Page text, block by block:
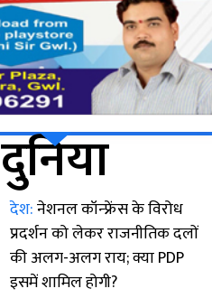
दुनिया
देश:नेशनल कॉन्फ्रेंस के विरोध
प्रदर्शन को लेकर राजनीतिक दलों
की अलग-अलग राय; क्या PDP
इसमें शामिल होगी?